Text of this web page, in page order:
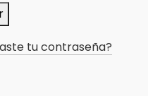
tu contraseña?